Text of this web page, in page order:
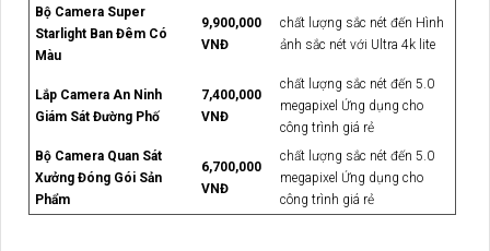
Bộ Camera Super
Starlight Ban Đêm Có
Màu
9,900,000
VNĐ
chất lượng sắc nét đến Hình
ảnh sắc nét với Ultra 4k lite
Lắp Camera An Ninh
Giám Sát Đường Phố
7,400,000
VNĐ
chất lượng sắc nét đến 5.0
megapixel Ứng dụng cho
công trình giá rẻ
Bộ Camera Quan Sát
Xưởng Đóng Gói Sản
Phẩm
6,700,000
VNĐ
chất lượng sắc nét đến 5.0
megapixel Ứng dụng cho
công trình giá rẻ